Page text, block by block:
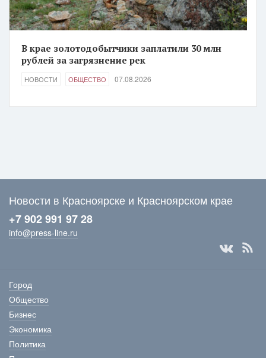
В крае золотодобытчики заплатили 30 млн
рублей за загрязнение рек
НОВОСТИ ОБЩЕСТВО 07.08.2026
Новости в Красноярске и Красноярском крае
+7 902 991 97 28
info@press-line.ru
Город
Общество
Бизнес
Экономика
Политика